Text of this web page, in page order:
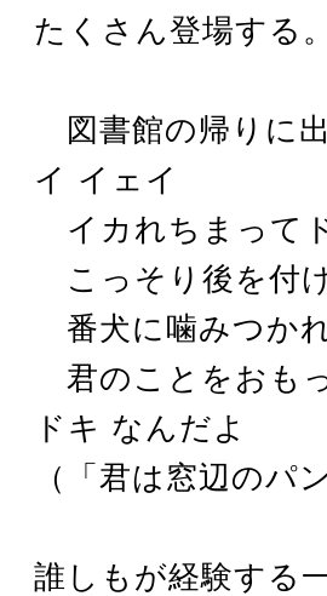
たくさん登場す
図書館の帰りに
イ イェイ
イカれちまって
こっそり後を付
番犬に噛みつか
君のことをおも
ドキ なんだよ
（「君は窓辺のパ
誰しもが経験する